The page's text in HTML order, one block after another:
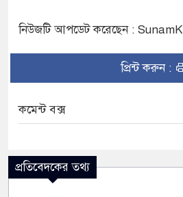
নিউজটি আপডেট করেছেন :
প্রিন্ট করুন :
কমেন্ট বক্স
প্রতিবেদকের তথ্য